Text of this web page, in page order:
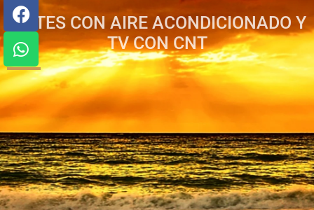
SUITES CON AIRE ACONDICIONADO Y
TV CON CNT